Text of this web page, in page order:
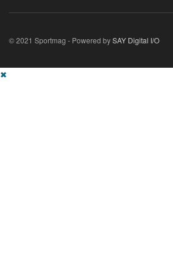
© 2021 Sportmag - Powered bySAY Digital I/O
✖